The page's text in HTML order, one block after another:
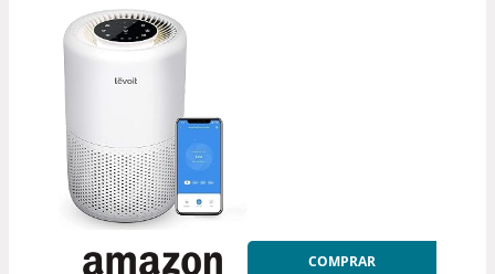
COMPRAR